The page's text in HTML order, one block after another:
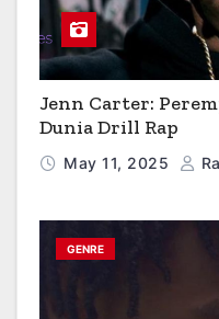
Jenn Carter:
Dunia Drill Rap
May 11, 2025
GENRE